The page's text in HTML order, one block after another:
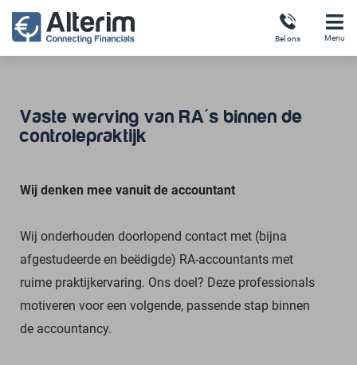
Naar
inhoud
springen
Bel ons Menu
Vaste werving van RA's binnen de
controlepraktijk
Wij denken mee vanuit de accountant
Wij onderhouden doorlopend contact met (bijna
afgestudeerde en beëdigde) RA-accountants met
ruime praktijkervaring. Ons doel? Deze professionals
motiveren voor een volgende, passende stap binnen
de accountancy.